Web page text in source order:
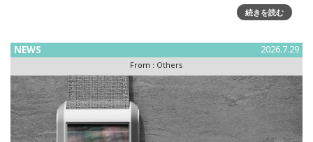
発売株式会社ビヨンクールが運営するファッションウォッチ
続きを読む
NEWS 2026.7.29
From : Others